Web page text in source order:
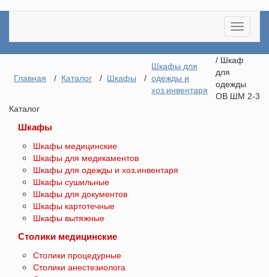
Toggle
Главная / Каталог / Шкафы /
Шкафы для
одежды и
хоз.инвентаря
/ Шкаф
для
одежды
ОВ ШМ 2-3
Каталог
Шкафы
Шкафы медицинские
Шкафы для медикаментов
Шкафы для одежды и хоз.инвентаря
Шкафы сушильные
Шкафы для документов
Шкафы картотечные
Шкафы вытяжные
Столики медицинские
Столики процедурные
Столики анестезиолога